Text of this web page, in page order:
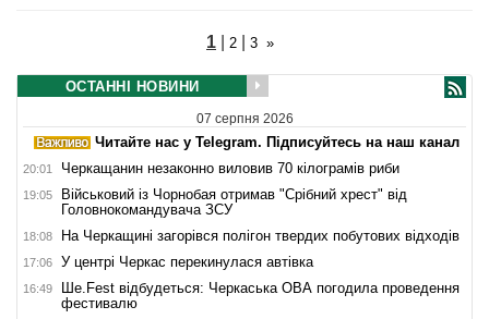
1 2 3 »
ОСТАННІ НОВИНИ
07 серпня 2026
Читайте нас у Telegram. Підписуйтесь на наш канал
20:01 Черкащанин незаконно виловив 70 кілограмів риби
19:05
Військовий із Чорнобая отримав "Срібний хрест" від
Головнокомандувача ЗСУ
18:08 На Черкащині загорівся полігон твердих побутових відходів
17:06 У центрі Черкас перекинулася автівка
16:49
Ше.Fest відбудеться: Черкаська ОВА погодила проведення
фестивалю